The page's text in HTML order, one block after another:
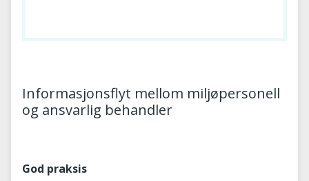
Informasjonsflyt mellom miljøpersonell
og ansvarlig behandler
God praksis